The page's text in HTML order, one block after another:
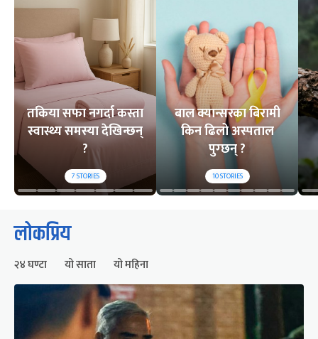
तकिया सफा नगर्दा कस्ता
स्वास्थ्य समस्या देखिन्छन्
?
7STORIES
बाल क्यान्सरका बिरामी
किन ढिलो अस्पताल
पुग्छन् ?
10STORIES
लोकप्रिय
२४ घण्टा यो साता यो महिना